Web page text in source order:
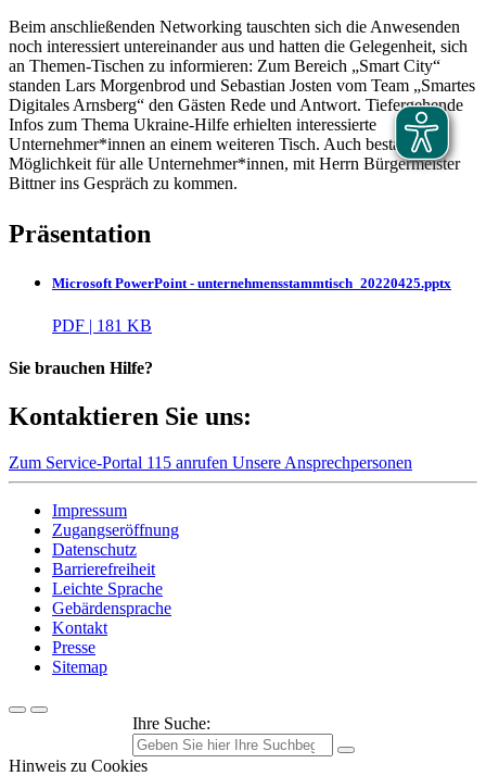
Beim anschließenden Networking tauschten sich die Anwesenden
noch interessiert untereinander aus und hatten die Gelegenheit, sich
an Themen-Tischen zu informieren: Zum Bereich „Smart City“
standen Lars Morgenbrod und Sebastian Josten vom Team „Smartes
Digitales Arnsberg“ den Gästen Rede und Antwort. Tiefergehende
Infos zum Thema Ukraine-Hilfe erhielten interessierte
Unternehmer*innen an einem weiteren Tisch. Auch bestand die
Möglichkeit für alle Unternehmer*innen, mit Herrn Bürgermeister
Bittner ins Gespräch zu kommen.
Präsentation
Microsoft PowerPoint - unternehmensstammtisch_20220425.pptx
PDF | 181 KB
Sie brauchen Hilfe?
Kontaktieren Sie uns:
Zum Service-Portal 115 anrufen Unsere Ansprechpersonen
Impressum
Zugangseröffnung
Datenschutz
Barrierefreiheit
Leichte Sprache
Gebärdensprache
Kontakt
Presse
Sitemap
Ihre Suche:
Hinweis zu Cookies